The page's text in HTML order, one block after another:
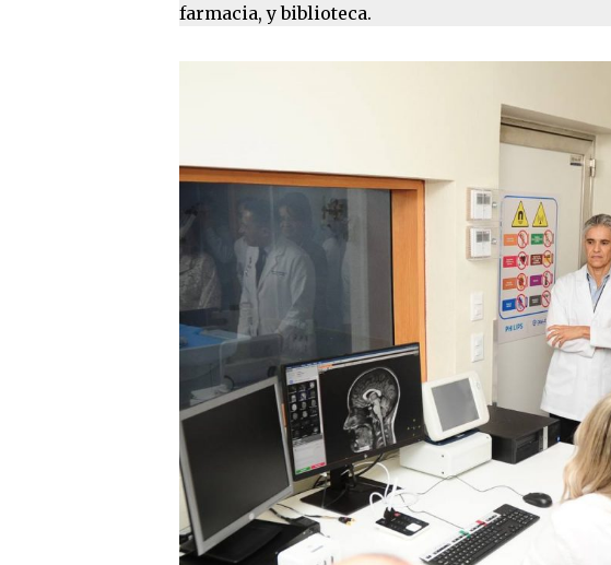
farmacia, y biblioteca.